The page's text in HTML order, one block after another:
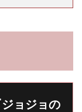
ョジョの